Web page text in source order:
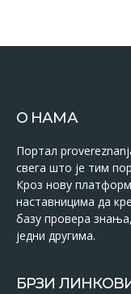
О НАМА
Портал
свега што је тим
Кроз нову
наставницима да
базу провера
једни другима.
БРЗИ